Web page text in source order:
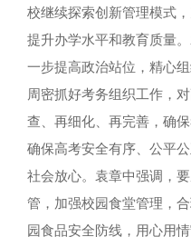
校继续探索创新管理模式
提升办学水平和教育质量
一步提高政治站位，精心
周密抓好考务组织工作，
查、再细化、再完善，确
确保高考安全有序、公平
社会放心。袁章中强调，
管，加强校园食堂管理，
园食品安全防线，用心用